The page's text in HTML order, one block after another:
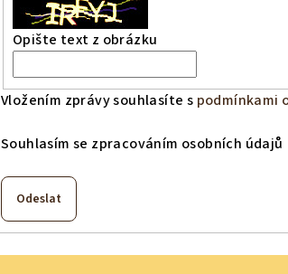
Opište text z obrázku
Vložením zprávy souhlasíte s podmínkami
Souhlasím se zpracováním osobních údajů
Odeslat